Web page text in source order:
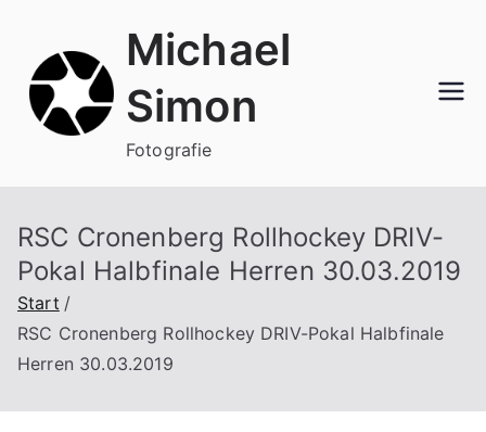
springen
Michael
Simon
Fotografie
RSC Cronenberg Rollhockey DRIV-
Pokal Halbfinale Herren 30.03.2019
Start
RSC Cronenberg Rollhockey DRIV-Pokal Halbfinale
Herren 30.03.2019